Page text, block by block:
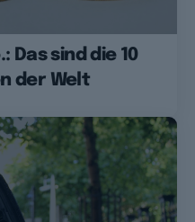
Das sind die 10
der Welt